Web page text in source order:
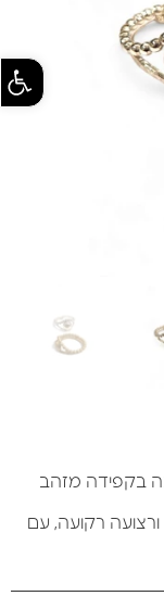
בקפידה מזהב
ורצועה רקועה, עם
לבוש והיא גם
פתח